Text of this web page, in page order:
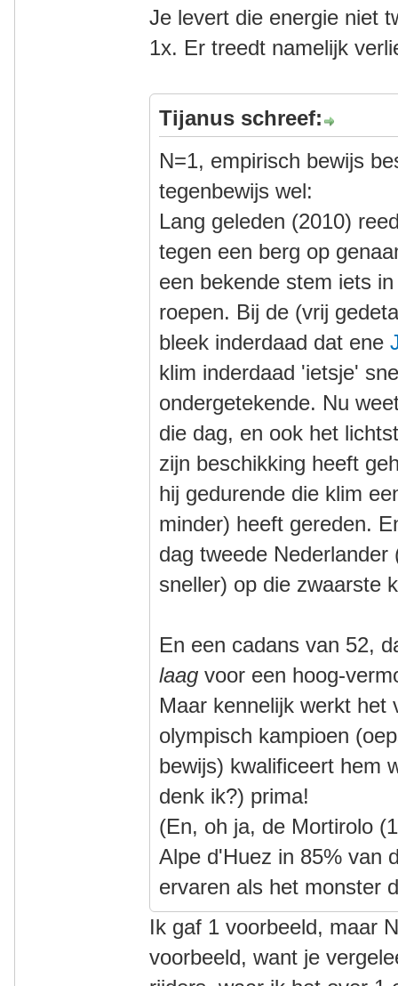
Je levert die energie niet
1x. Er treedt namelijk
Tijanus schreef:
N=1, empirisch bewijs
tegenbewijs wel:
Lang geleden (2010)
tegen een berg op
een bekende stem iets
roepen. Bij de (vrij
bleek inderdaad dat ene
klim inderdaad 'ietsje'
ondergetekende. Nu
die dag, en ook het
zijn beschikking heeft
hij gedurende die klim
minder) heeft gereden.
dag tweede
sneller) op die zwaarste
En een cadans van 52,
laag voor een hoog-
Maar kennelijk werkt het
olympisch kampioen
bewijs) kwalificeert hem
denk ik?) prima!
(En, oh ja, de Mortirolo
Alpe d'Huez in 85% van
ervaren als het monster
Ik gaf 1 voorbeeld, maar
voorbeeld, want je